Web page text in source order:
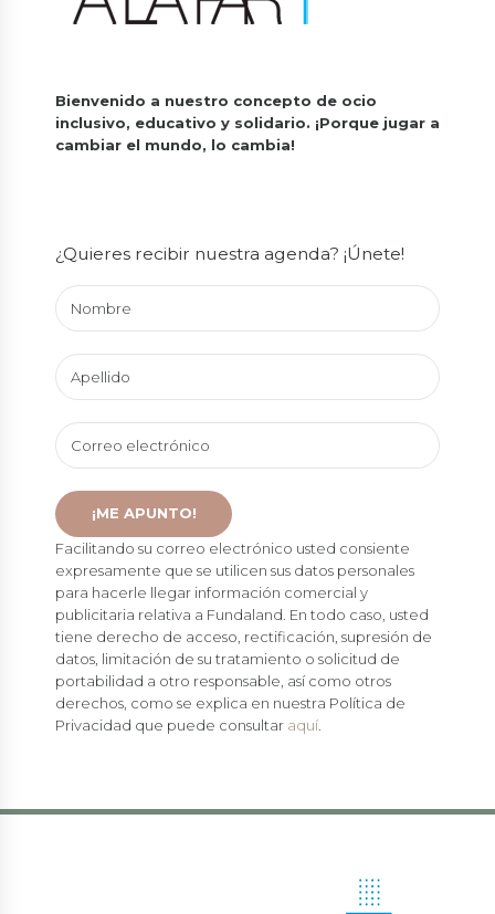
Bienvenido a nuestro concepto de ocio
inclusivo, educativo y solidario. ¡Porque jugar a
cambiar el mundo, lo cambia!
¿Quieres recibir nuestra agenda? ¡Únete!
Facilitando su correo electrónico usted consiente
expresamente que se utilicen sus datos personales
para hacerle llegar información comercial y
publicitaria relativa a Fundaland. En todo caso, usted
tiene derecho de acceso, rectificación, supresión de
datos, limitación de su tratamiento o solicitud de
portabilidad a otro responsable, así como otros
derechos, como se explica en nuestra Política de
Privacidad que puede consultar aquí